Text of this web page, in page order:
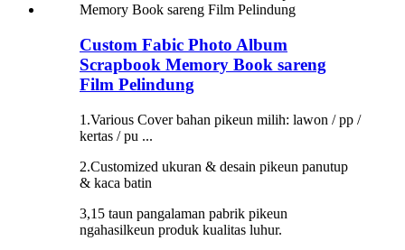
Custom Fabic Photo Album
Scrapbook Memory Book sareng
Film Pelindung
1.Various Cover bahan pikeun milih: lawon / pp /
kertas / pu ...
2.Customized ukuran & desain pikeun panutup
& kaca batin
3,15 taun pangalaman pabrik pikeun
ngahasilkeun produk kualitas luhur.